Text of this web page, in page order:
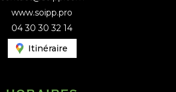
www.soipp.pro
04 30 30 32 14
Itinéraire